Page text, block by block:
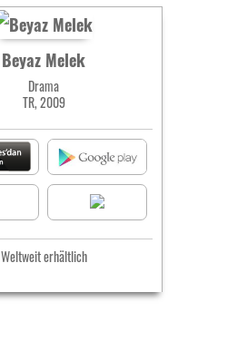
Beyaz Melek
Drama
TR, 2009
Weltweit erhältlich